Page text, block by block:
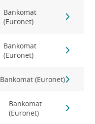
Bankomat
(Euronet)
Bankomat
(Euronet)
Bankomat (Euronet)
Bankomat
(Euronet)